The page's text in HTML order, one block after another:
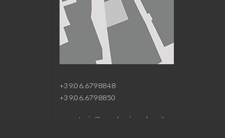
+39.06.6798848
+39.06.6798850
segreteria@accademiasanluca.it